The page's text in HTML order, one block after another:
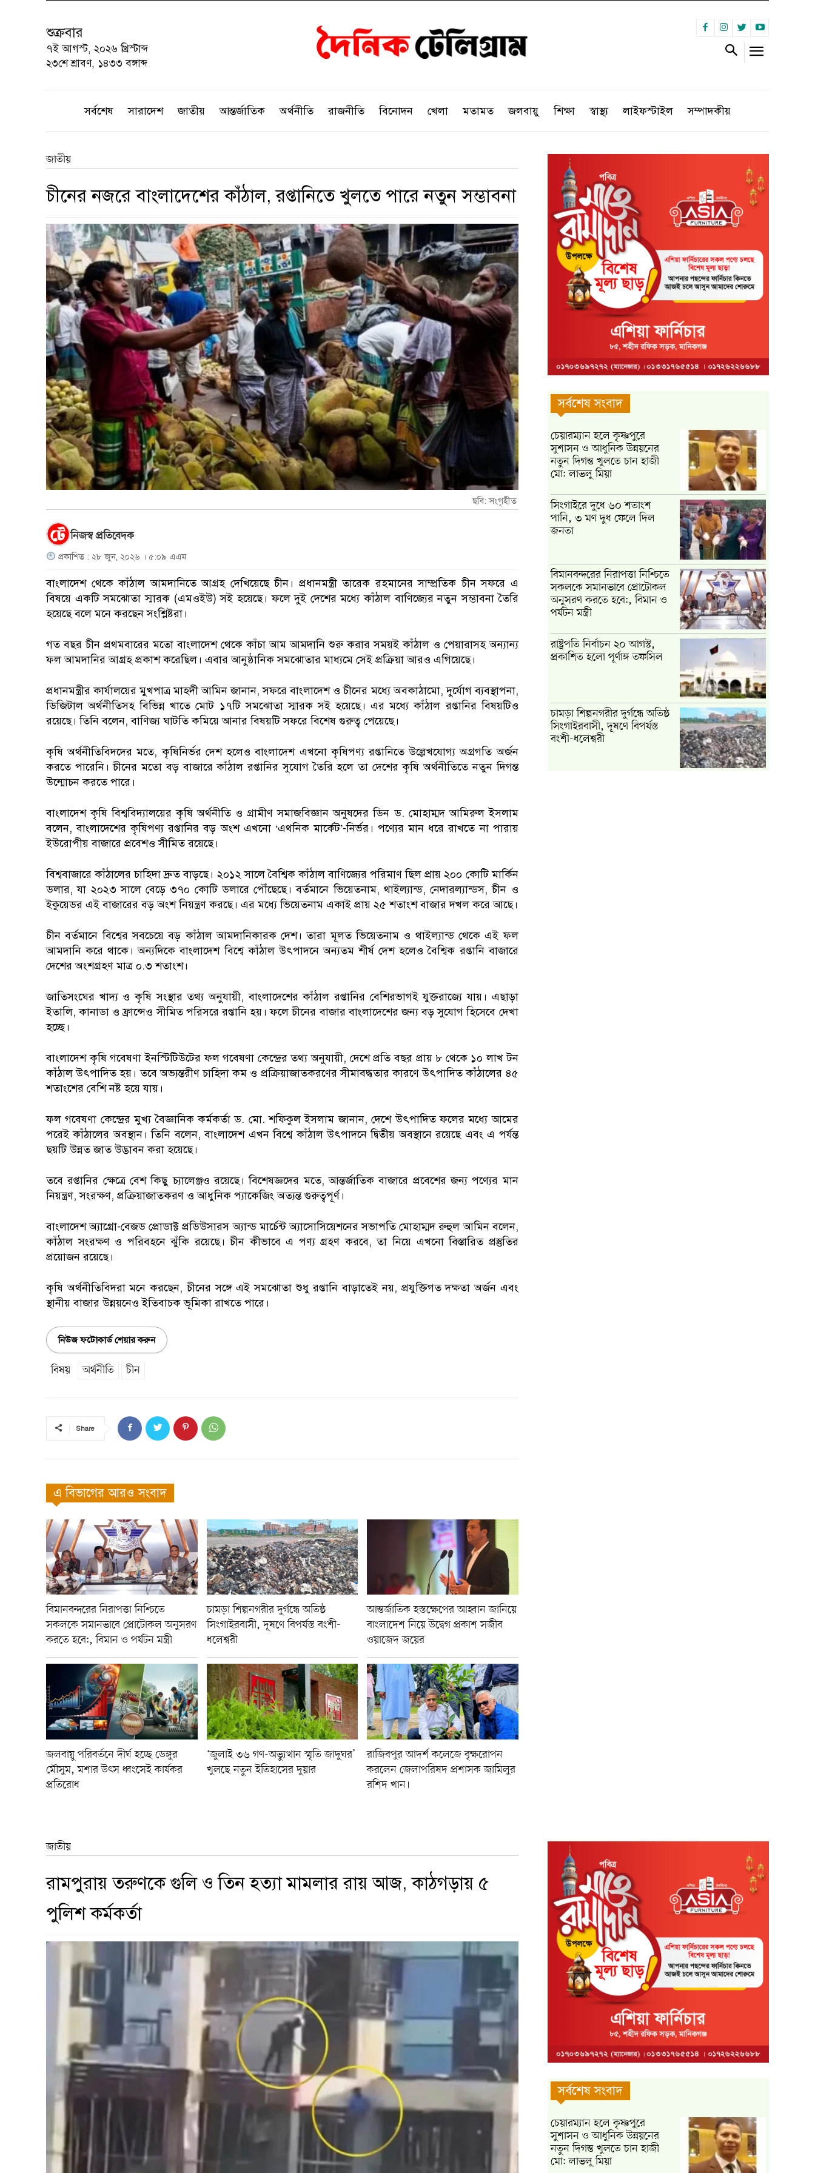
শুক্রবার
৭ই আগস্ট, ২০২৬ খ্রিস্টাব্দ
২৩শে শ্রাবণ, ১৪৩৩ বঙ্গাব্দ
সর্বশেষ সারাদেশ জাতীয় আন্তর্জাতিক অর্থনীতি রাজনীতি বিনোদন খেলা মতামত জলবায়ু শিক্ষা স্বাস্থ্য লাইফস্টাইল সম্পাদকীয়
জাতীয়
চীনের নজরে বাংলাদেশের কাঁঠাল, রপ্তানিতে খুলতে পারে নতুন সম্ভাবনা
ছবি: সংগৃহীত
নিজস্ব প্রতিবেদক
প্রকাশিত : ২৮ জুন, ২০২৬ । ৫:০৯ এএম
বাংলাদেশ থেকে কাঁঠাল আমদানিতে আগ্রহ দেখিয়েছে চীন। প্রধানমন্ত্রী তারেক রহমানের সাম্প্রতিক চীন সফরে এ
বিষয়ে একটি সমঝোতা স্মারক (এমওইউ) সই হয়েছে। ফলে দুই দেশের মধ্যে কাঁঠাল বাণিজ্যের নতুন সম্ভাবনা তৈরি
হয়েছে বলে মনে করছেন সংশ্লিষ্টরা।
গত বছর চীন প্রথমবারের মতো বাংলাদেশ থেকে কাঁচা আম আমদানি শুরু করার সময়ই কাঁঠাল ও পেয়ারাসহ অন্যান্য
ফল আমদানির আগ্রহ প্রকাশ করেছিল। এবার আনুষ্ঠানিক সমঝোতার মাধ্যমে সেই প্রক্রিয়া আরও এগিয়েছে।
প্রধানমন্ত্রীর কার্যালয়ের মুখপাত্র মাহদী আমিন জানান, সফরে বাংলাদেশ ও চীনের মধ্যে অবকাঠামো, দুর্যোগ ব্যবস্থাপনা,
ডিজিটাল অর্থনীতিসহ বিভিন্ন খাতে মোট ১৭টি সমঝোতা স্মারক সই হয়েছে। এর মধ্যে কাঁঠাল রপ্তানির বিষয়টিও
রয়েছে। তিনি বলেন, বাণিজ্য ঘাটতি কমিয়ে আনার বিষয়টি সফরে বিশেষ গুরুত্ব পেয়েছে।
কৃষি অর্থনীতিবিদদের মতে, কৃষিনির্ভর দেশ হলেও বাংলাদেশ এখনো কৃষিপণ্য রপ্তানিতে উল্লেখযোগ্য অগ্রগতি অর্জন
করতে পারেনি। চীনের মতো বড় বাজারে কাঁঠাল রপ্তানির সুযোগ তৈরি হলে তা দেশের কৃষি অর্থনীতিতে নতুন দিগন্ত
উন্মোচন করতে পারে।
বাংলাদেশ কৃষি বিশ্ববিদ্যালয়ের কৃষি অর্থনীতি ও গ্রামীণ সমাজবিজ্ঞান অনুষদের ডিন ড. মোহাম্মদ আমিরুল ইসলাম
বলেন, বাংলাদেশের কৃষিপণ্য রপ্তানির বড় অংশ এখনো ‘এথনিক মার্কেট’-নির্ভর। পণ্যের মান ধরে রাখতে না পারায়
ইউরোপীয় বাজারে প্রবেশও সীমিত রয়েছে।
বিশ্ববাজারে কাঁঠালের চাহিদা দ্রুত বাড়ছে। ২০১২ সালে বৈশ্বিক কাঁঠাল বাণিজ্যের পরিমাণ ছিল প্রায় ২০০ কোটি মার্কিন
ডলার, যা ২০২৩ সালে বেড়ে ৩৭০ কোটি ডলারে পৌঁছেছে। বর্তমানে ভিয়েতনাম, থাইল্যান্ড, নেদারল্যান্ডস, চীন ও
ইকুয়েডর এই বাজারের বড় অংশ নিয়ন্ত্রণ করছে। এর মধ্যে ভিয়েতনাম একাই প্রায় ২৫ শতাংশ বাজার দখল করে আছে।
চীন বর্তমানে বিশ্বের সবচেয়ে বড় কাঁঠাল আমদানিকারক দেশ। তারা মূলত ভিয়েতনাম ও থাইল্যান্ড থেকে এই ফল
আমদানি করে থাকে। অন্যদিকে বাংলাদেশ বিশ্বে কাঁঠাল উৎপাদনে অন্যতম শীর্ষ দেশ হলেও বৈশ্বিক রপ্তানি বাজারে
দেশের অংশগ্রহণ মাত্র ০.৩ শতাংশ।
জাতিসংঘের খাদ্য ও কৃষি সংস্থার তথ্য অনুযায়ী, বাংলাদেশের কাঁঠাল রপ্তানির বেশিরভাগই যুক্তরাজ্যে যায়। এছাড়া
ইতালি, কানাডা ও ফ্রান্সেও সীমিত পরিসরে রপ্তানি হয়। ফলে চীনের বাজার বাংলাদেশের জন্য বড় সুযোগ হিসেবে দেখা
হচ্ছে।
বাংলাদেশ কৃষি গবেষণা ইনস্টিটিউটের ফল গবেষণা কেন্দ্রের তথ্য অনুযায়ী, দেশে প্রতি বছর প্রায় ৮ থেকে ১০ লাখ টন
কাঁঠাল উৎপাদিত হয়। তবে অভ্যন্তরীণ চাহিদা কম ও প্রক্রিয়াজাতকরণের সীমাবদ্ধতার কারণে উৎপাদিত কাঁঠালের ৪৫
শতাংশের বেশি নষ্ট হয়ে যায়।
ফল গবেষণা কেন্দ্রের মুখ্য বৈজ্ঞানিক কর্মকর্তা ড. মো. শফিকুল ইসলাম জানান, দেশে উৎপাদিত ফলের মধ্যে আমের
পরেই কাঁঠালের অবস্থান। তিনি বলেন, বাংলাদেশ এখন বিশ্বে কাঁঠাল উৎপাদনে দ্বিতীয় অবস্থানে রয়েছে এবং এ পর্যন্ত
ছয়টি উন্নত জাত উদ্ভাবন করা হয়েছে।
তবে রপ্তানির ক্ষেত্রে বেশ কিছু চ্যালেঞ্জও রয়েছে। বিশেষজ্ঞদের মতে, আন্তর্জাতিক বাজারে প্রবেশের জন্য পণ্যের মান
নিয়ন্ত্রণ, সংরক্ষণ, প্রক্রিয়াজাতকরণ ও আধুনিক প্যাকেজিং অত্যন্ত গুরুত্বপূর্ণ।
বাংলাদেশ অ্যাগ্রো-বেজড প্রোডাক্ট প্রডিউসারস অ্যান্ড মার্চেন্ট অ্যাসোসিয়েশনের সভাপতি মোহাম্মদ রুহুল আমিন বলেন,
কাঁঠাল সংরক্ষণ ও পরিবহনে ঝুঁকি রয়েছে। চীন কীভাবে এ পণ্য গ্রহণ করবে, তা নিয়ে এখনো বিস্তারিত প্রস্তুতির
প্রয়োজন রয়েছে।
কৃষি অর্থনীতিবিদরা মনে করছেন, চীনের সঙ্গে এই সমঝোতা শুধু রপ্তানি বাড়াতেই নয়, প্রযুক্তিগত দক্ষতা অর্জন এবং
স্থানীয় বাজার উন্নয়নেও ইতিবাচক ভূমিকা রাখতে পারে।
নিউজ ফটোকার্ড শেয়ার করুন
বিষয় অর্থনীতি চীন
Share
এ বিভাগের আরও সংবাদ
বিমানবন্দরের নিরাপত্তা নিশ্চিতে
সকলকে সমানভাবে প্রোটোকল অনুসরণ
করতে হবে:, বিমান ও পর্যটন মন্ত্রী
চামড়া শিল্পনগরীর দুর্গন্ধে অতিষ্ঠ
সিংগাইরবাসী, দূষণে বিপর্যস্ত বংশী-
ধলেশ্বরী
আন্তর্জাতিক হস্তক্ষেপের আহ্বান জানিয়ে
বাংলাদেশ নিয়ে উদ্বেগ প্রকাশ সজীব
ওয়াজেদ জয়ের
জলবায়ু পরিবর্তনে দীর্ঘ হচ্ছে ডেঙ্গুর
মৌসুম, মশার উৎস ধ্বংসেই কার্যকর
প্রতিরোধ
‘জুলাই ৩৬ গণ-অভ্যুত্থান স্মৃতি জাদুঘর’
খুলছে নতুন ইতিহাসের দুয়ার
রাজিবপুর আদর্শ কলেজে বৃক্ষরোপন
করলেন জেলাপরিষদ প্রশাসক জামিলুর
রশিদ খান।
সর্বশেষ সংবাদ
চেয়ারম্যান হলে কৃষ্ণপুরে
সুশাসন ও আধুনিক উন্নয়নের
নতুন দিগন্ত খুলতে চান হাজী
মো: লাভলু মিয়া
সিংগাইরে দুধে ৬০ শতাংশ
পানি, ৩ মণ দুধ ফেলে দিল
জনতা
বিমানবন্দরের নিরাপত্তা নিশ্চিতে
সকলকে সমানভাবে প্রোটোকল
অনুসরণ করতে হবে:, বিমান ও
পর্যটন মন্ত্রী
রাষ্ট্রপতি নির্বাচন ২০ আগস্ট,
প্রকাশিত হলো পূর্ণাঙ্গ তফসিল
চামড়া শিল্পনগরীর দুর্গন্ধে অতিষ্ঠ
সিংগাইরবাসী, দূষণে বিপর্যস্ত
বংশী-ধলেশ্বরী